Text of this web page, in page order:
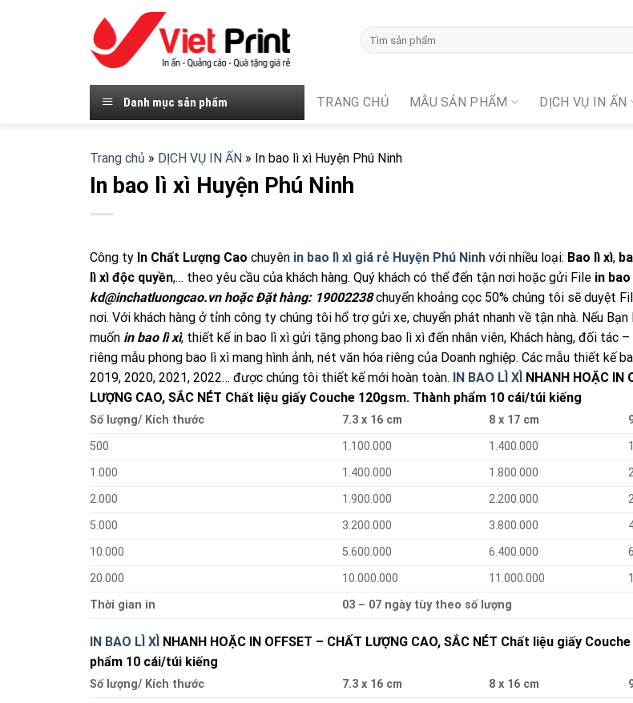
Danh mục sản phẩm TRANG CHỦ MẪU SẢN PHẨM DỊCH VỤ IN ẤN
Trang chủ » DỊCH VỤ IN ẤN » In bao lì xì Huyện Phú Ninh
In bao lì xì Huyện Phú Ninh
Công ty In Chất Lượng Cao chuyên in bao lì xì giá rẻ Huyện Phú Ninh với nhiều loại: Bao lì xì,
lì xì độc quyền,… theo yêu cầu của khách hàng. Quý khách có thể đến tận nơi hoặc gửi File in
kd@inchatluongcao.vn hoặc Đặt hàng: 19002238chuyển khoảng cọc 50% chúng tôi sẽ duyệt
nơi. Với khách hàng ở tỉnh công ty chúng tôi hổ trợ gửi xe, chuyển phát nhanh về tận nhà. Nếu Bạn
muốn in bao lì xì, thiết kế in bao lì xì gửi tặng phong bao lì xì đến nhân viên, Khách hàng, đối tác
riêng mẫu phong bao lì xì mang hình ảnh, nét văn hóa riêng của Doanh nghiệp. Các mẫu thiết kế
2019, 2020, 2021, 2022… được chúng tôi thiết kế mới hoàn toàn. IN BAO LÌ XÌ NHANH HOẶC IN
LƯỢNG CAO, SẮC NÉT Chất liệu giấy Couche 120gsm. Thành phẩm 10 cái/túi kiếng
Số lượng/ Kích thước 7.3 x 16 cm 8 x 17 cm
500
1.100.000 1.400.000
1.000
1.400.000 1.800.000
2.000
1.900.000 2.200.000
5.000
3.200.000 3.800.000
10.000
5.600.000 6.400.000
20.000
10.000.000 11.000.000
Thời gian in
03 – 07 ngày tùy theo số lượng
IN BAO LÌ XÌ NHANH HOẶC IN OFFSET – CHẤT LƯỢNG CAO, SẮC NÉT Chất liệu giấy
phẩm 10 cái/túi kiếng
Số lượng/ Kích thước 7.3 x 16 cm 8 x 16 cm